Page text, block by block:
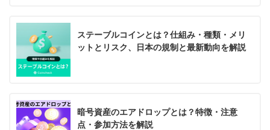
ステーブルコインとは？仕組み・種類・メリ
ットとリスク、日本の規制と最新動向を解説
暗号資産のエアドロップとは？特徴・注意
点・参加方法を解説